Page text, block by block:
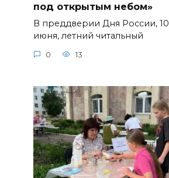
под открытым небом»
В преддверии Дня России, 10
июня, летний читальный
0 13